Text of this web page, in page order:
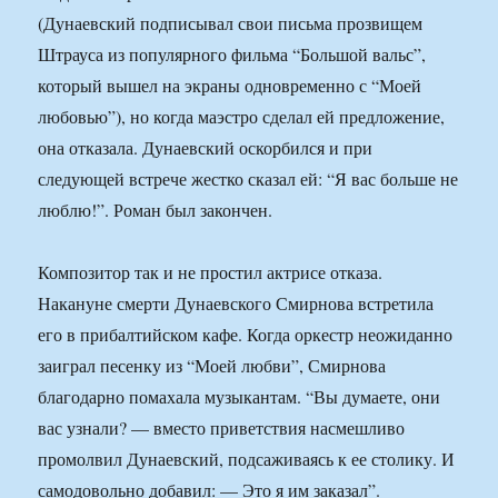
(Дунаевский подписывал свои письма прозвищем
Штрауса из популярного фильма “Большой вальс”,
который вышел на экраны одновременно с “Моей
любовью”), но когда маэстро сделал ей предложение,
она отказала. Дунаевский оскорбился и при
следующей встрече жестко сказал ей: “Я вас больше не
люблю!”. Роман был закончен.
Композитор так и не простил актрисе отказа.
Накануне смерти Дунаевского Смирнова встретила
его в прибалтийском кафе. Когда оркестр неожиданно
заиграл песенку из “Моей любви”, Смирнова
благодарно помахала музыкантам. “Вы думаете, они
вас узнали? — вместо приветствия насмешливо
промолвил Дунаевский, подсаживаясь к ее столику. И
самодовольно добавил: — Это я им заказал”.